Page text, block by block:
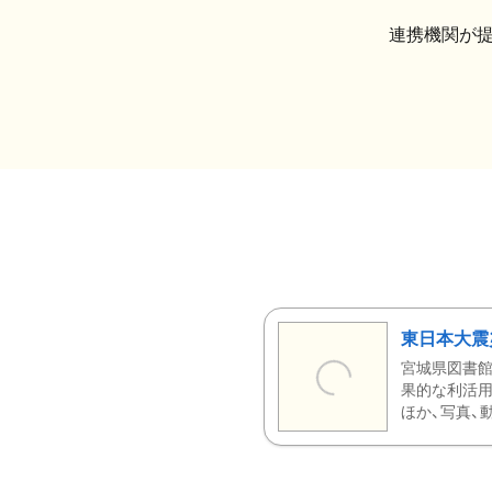
連携機関が
東日本大
宮城県図書
果的な利活
ほか、写真、